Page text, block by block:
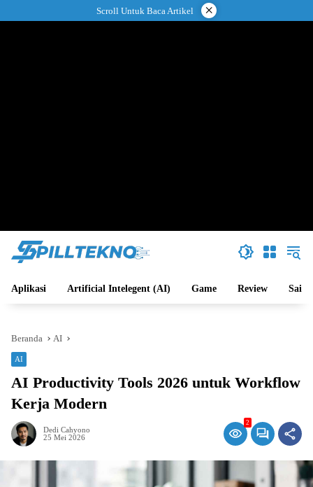
ke
Scroll Untuk Baca Artikel ×
Aplikasi Artificial Intelegent (AI) Game Review Sains
Beranda AI
AI
AI Productivity Tools 2026 untuk Workflow
Kerja Modern
Dedi Cahyono
25 Mei 2026
2